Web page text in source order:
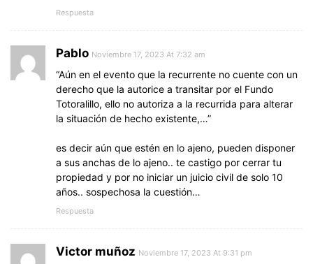
Respuesta
Pablo Noviembre 17, 2023 At 7:32 am
“Aún en el evento que la recurrente no cuente con un
derecho que la autorice a transitar por el Fundo
Totoralillo, ello no autoriza a la recurrida para alterar
la situación de hecho existente,…”
es decir aún que estén en lo ajeno, pueden disponer
a sus anchas de lo ajeno.. te castigo por cerrar tu
propiedad y por no iniciar un juicio civil de solo 10
años.. sospechosa la cuestión…
Respuesta
Victor muñoz Noviembre 17, 2023 At 9:31 pm